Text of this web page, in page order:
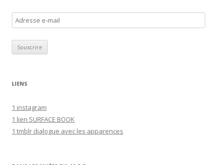
d
r
e
-
m
a
LIENS
1 instagram
1 lien SURFACE BOOK
1 tmblr dialogue avec les apparences